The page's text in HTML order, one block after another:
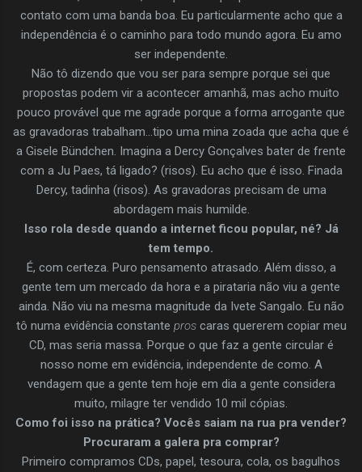
contato com uma banda boa. Eu particularmente acho que a
independência é o caminho para todo mundo agora. Eu amo
ser independente.
Não tô dizendo que vou ser para sempre porque sei que
propostas podem vir a acontecer amanhã, mas acho muito
pouco provável que me agrade porque a forma arrogante que
as gravadoras trabalham…tipo uma mina zoada que acha que é
a Gisele Bündchen. Imagina a Dercy Gonçalves bater de frente
com a Ju Paes, tá ligado? (risos). Eu acho que é isso. Finada
Dercy, tadinha (risos). As gravadoras precisam de uma
abordagem mais humilde.
Isso rola desde quando a internet ficou popular, né? Já
tem tempo.
É, com certeza. Puro pensamento atrasado. Além disso, a
gente tem um mercado da hora e a pirataria não viu a gente
ainda. Não viu na mesma magnitude da Ivete Sangalo. Eu não
tô numa evidência constante pros caras quererem copiar meu
CD, mas seria massa. Porque o que faz a gente circular é
nosso nome em evidência, independente de como. A
vendagem que a gente tem hoje em dia a gente considera
muito, milagre ter vendido 10 mil cópias.
Como foi isso na prática? Vocês saiam na rua pra vender?
Procuraram a galera pra comprar?
Primeiro compramos CDs, papel, tesoura, cola, os bagulhos